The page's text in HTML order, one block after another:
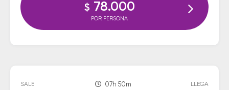
$ 78.000
POR PERSONA
SALE 07h 50m LLEGA